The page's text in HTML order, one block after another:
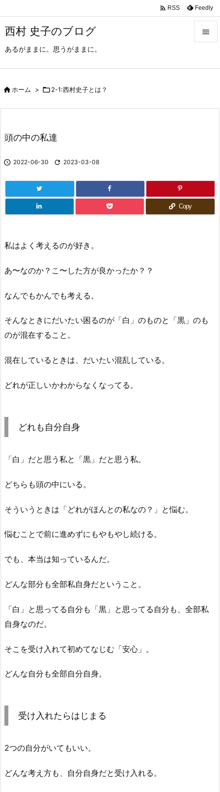
西村 史子のブログ
あるがままに。思うがままに。

 RSS Feedly
ホーム > 2-1:西村史子とは？
頭の中の私達
 2022-06-30  2023-03-08
Copy
私はよく考えるのが好き。
あ〜なのか？こ〜した方が良かったか？？
なんでもかんでも考える。
そんなときにだいたい困るのが「白」のものと「黒」のも
のが混在すること。
混在しているときは、だいたい混乱している。
どれが正しいかわからなくなってる。
どれも自分自身
「白」だと思う私と「黒」だと思う私。
どちらも頭の中にいる。
そういうときは「どれがほんとの私なの？」と悩む。
悩むことで前に進めずにもやもやし続ける。
でも、本当は知っているんだ。
どんな部分も全部私自身だということ。
「白」と思ってる自分も「黒」と思ってる自分も、全部私
自身なのだ。
そこを受け入れて初めてなじむ「安心」。
どんな自分も全部自分自身。
受け入れたらはじまる
2つの自分がいてもいい。
どんな考え方も、自分自身だと受け入れる。